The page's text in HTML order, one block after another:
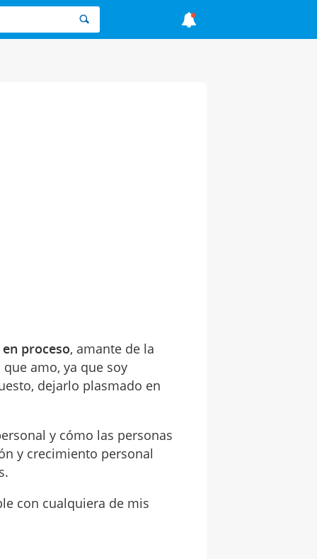
proceso, amante de la
amo, ya que soy
dejarlo plasmado en
y cómo las personas
y crecimiento personal
con cualquiera de mis